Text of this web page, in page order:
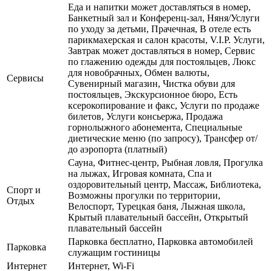
Сервисы
Еда и напитки может доставляться в номер,
Банкетный зал и Конференц-зал, Няня/Услуги
по уходу за детьми, Прачечная, В отеле есть
парикмахерская и салон красоты, V.I.P. Услуги,
Завтрак может доставляться в номер, Сервис
по глажению одежды для постояльцев, Люкс
для новобрачных, Обмен валюты,
Сувенирный магазин, Чистка обуви для
постояльцев, Экскурсионное бюро, Есть
ксерокопирование и факс, Услуги по продаже
билетов, Услуги консьержа, Продажа
горнолыжного абонемента, Специальные
диетические меню (по запросу), Трансфер от/
до аэропорта (платный)
Спорт и
Отдых
Сауна, Фитнес-центр, Рыбная ловля, Прогулка
на лыжах, Игровая комната, Спа и
оздоровительный центр, Массаж, Библиотека,
Возможны прогулки по территории,
Велоспорт, Турецкая баня, Лыжная школа,
Крытый плавательный бассейн, Открытый
плавательный бассейн
Парковка
Парковка бесплатно, Парковка автомобилей
служащим гостиницы
Интернет
Интернет, Wi-Fi